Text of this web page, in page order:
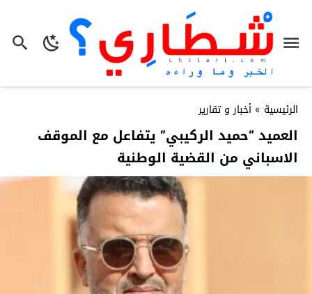
الرئيسية » أخبار و تقارير
العميد “حميد الركيبي” يتفاعل مع الموقف
الاسباني من القضية الوطنية